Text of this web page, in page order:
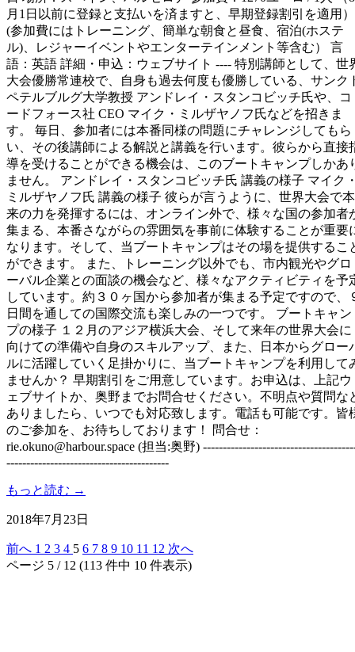
月1日以前に登録と支払いを済ますと、早期登録割引を適用）
(参加費にはトレーニング、簡単な朝食と昼食、宿泊(ホステ
ル)、レジャーイベントやエンターテインメント等含む） 言
語：英語 詳細・申込：ウェブサイト ---- 特別講師として、世
大会優勝常連校で、自身も過去何度も優勝している、サンク
ペテルブルグ大学教授 アンドレイ・スタンコビッチ氏や、コ
ードフォース社 CEO マイク・ミルザヤノフ氏などを招きま
す。 毎日、参加者には本番同様の問題にチャレンジしてもら
い、その後講師による解説と講義を行います。彼らから直接
導を受けることができる機会は、このブートキャンプしかあ
ません。 アンドレイ・スタンコビッチ氏 講義の様子 マイク
ミルザヤノフ氏 講義の様子 彼らが言うように、世界大会で本
来の力を発揮するには、オンライン外で、様々な国の参加者
集まる、本番さながらの雰囲気を事前に体験することが重要
なります。そして、当ブートキャンプはその場を提供するこ
ができます。 また、トレーニング以外でも、市内観光やグロ
ーバル企業との面談の機会など、様々なアクティビティを予
しています。約３０ヶ国から参加者が集まる予定ですので、
日間を通しての国際交流も楽しみの一つです。 ブートキャン
プの様子 １２月のアジア横浜大会、そして来年の世界大会に
向けての準備や自身のスキルアップ、また、日本からグロー
ルに活躍していく足掛かりに、当ブートキャンプを利用して
ませんか？ 早期割引をご用意しています。お申込は、上記ウ
ェブサイトか、奥野までお問合せください。不明点や質問な
ありましたら、いつでも対応致します。電話も可能です。皆
のご参加を、お待ちしております！ 問合せ：
rie.okuno@harbour.space (担当:奥野)
-----------------------------------------
もっと読む →
2018年7月23日
前へ 1 2 3 4 5 6 7 8 9 10 11 12 次へ
ページ 5 / 12 (113 件中 10 件表示)